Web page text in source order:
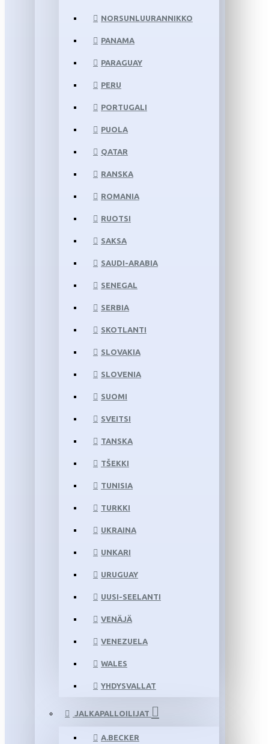
NORSUNLUURANNIKKO
PANAMA
PARAGUAY
PERU
PORTUGALI
PUOLA
QATAR
RANSKA
ROMANIA
RUOTSI
SAKSA
SAUDI-ARABIA
SENEGAL
SERBIA
SKOTLANTI
SLOVAKIA
SLOVENIA
SUOMI
SVEITSI
TANSKA
TŠEKKI
TUNISIA
TURKKI
UKRAINA
UNKARI
URUGUAY
UUSI-SEELANTI
VENÄJÄ
VENEZUELA
WALES
YHDYSVALLAT
JALKAPALLOILIJAT
A.BECKER